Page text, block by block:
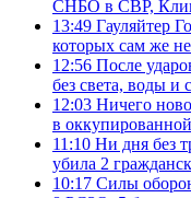
СНБО в СВР,
13:49 Гауляйтер
которых сам же
12:56 После
без света, воды и
12:03 Ничего
в
11:10 Ни дня без
убила 2
10:17 Силы